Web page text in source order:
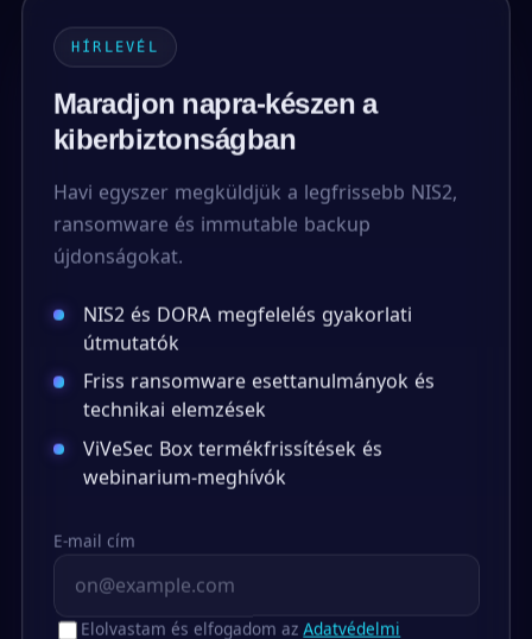
HÍRLEVÉL
Maradjon napra-készen a
kiberbiztonságban
Havi egyszer megküldjük a legfrissebb NIS2,
ransomware és immutable backup
újdonságokat.
NIS2 és DORA megfelelés gyakorlati
útmutatók
Friss ransomware esettanulmányok és
technikai elemzések
ViVeSec Box termékfrissítések és
webinarium-meghívók
E-mail cím
Elolvastam és elfogadom az Adatvédelmi